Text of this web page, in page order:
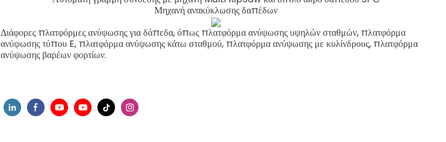
Μηχανή ανακύκλωσης δαπέδων
Διάφορες πλατφόρμες ανύψωσης για δάπεδα, όπως πλατφόρμα ανύψωσης υψηλών σταθμών, πλατφόρμα
ανύψωσης τύπου E, πλατφόρμα ανύψωσης κάτω σταθμού, πλατφόρμα ανύψωσης με κυλίνδρους, πλατφόρμα
ανύψωσης βαρέων φορτίων.